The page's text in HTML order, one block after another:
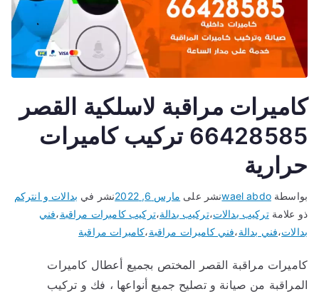
كاميرات مراقبة لاسلكية القصر
66428585 تركيب كاميرات
حرارية
بواسطةwael abdoنشر على مارس 6, 2022 نشر في بدالات و انتركم
ذو علامةتركيب بدالات،تركيب بدالة،تركيب كاميرات مراقبة،فني
بدالات،فني بدالة،فني كاميرات مراقبة،كاميرات مراقبة
كاميرات مراقبة القصر المختص بجميع أعطال كاميرات
المراقبة من صيانة و تصليح جميع أنواعها ، فك و تركيب